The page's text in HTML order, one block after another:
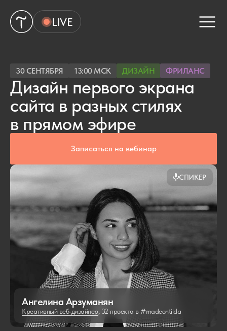
LIVE
30 СЕНТЯБРЯ 13:00 МСК ДИЗАЙН ФРИЛАНС
Дизайн первого экрана
сайта в разных стилях
в прямом эфире
Записаться на вебинар
СПИКЕР
Ангелина Арзуманян
Креативный веб-дизайнер, 32 проекта в #madeontilda